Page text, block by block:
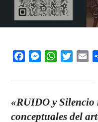
FacebookMessengerWhatsAppTwitter
«RUIDO y Silencio
conceptuales del